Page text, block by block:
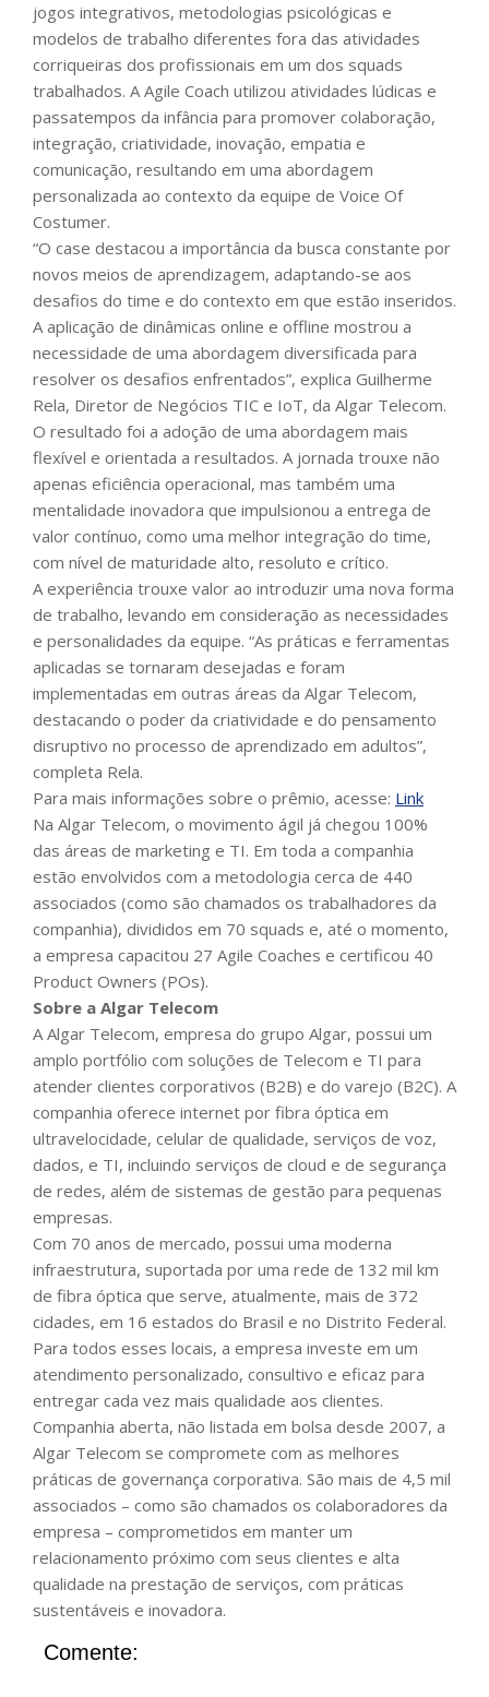
jogos integrativos, metodologias psicológicas e
modelos de trabalho diferentes fora das atividades
corriqueiras dos profissionais em um dos squads
trabalhados. A Agile Coach utilizou atividades lúdicas e
passatempos da infância para promover colaboração,
integração, criatividade, inovação, empatia e
comunicação, resultando em uma abordagem
personalizada ao contexto da equipe de Voice Of
Costumer.
“O case destacou a importância da busca constante por
novos meios de aprendizagem, adaptando-se aos
desafios do time e do contexto em que estão inseridos.
A aplicação de dinâmicas online e offline mostrou a
necessidade de uma abordagem diversificada para
resolver os desafios enfrentados”, explica Guilherme
Rela, Diretor de Negócios TIC e IoT, da Algar Telecom.
O resultado foi a adoção de uma abordagem mais
flexível e orientada a resultados. A jornada trouxe não
apenas eficiência operacional, mas também uma
mentalidade inovadora que impulsionou a entrega de
valor contínuo, como uma melhor integração do time,
com nível de maturidade alto, resoluto e crítico.
A experiência trouxe valor ao introduzir uma nova forma
de trabalho, levando em consideração as necessidades
e personalidades da equipe. “As práticas e ferramentas
aplicadas se tornaram desejadas e foram
implementadas em outras áreas da Algar Telecom,
destacando o poder da criatividade e do pensamento
disruptivo no processo de aprendizado em adultos”,
completa Rela.
Para mais informações sobre o prêmio, acesse: Link
Na Algar Telecom, o movimento ágil já chegou 100%
das áreas de marketing e TI. Em toda a companhia
estão envolvidos com a metodologia cerca de 440
associados (como são chamados os trabalhadores da
companhia), divididos em 70 squads e, até o momento,
a empresa capacitou 27 Agile Coaches e certificou 40
Product Owners (POs).
Sobre a Algar Telecom
A Algar Telecom, empresa do grupo Algar, possui um
amplo portfólio com soluções de Telecom e TI para
atender clientes corporativos (B2B) e do varejo (B2C). A
companhia oferece internet por fibra óptica em
ultravelocidade, celular de qualidade, serviços de voz,
dados, e TI, incluindo serviços de cloud e de segurança
de redes, além de sistemas de gestão para pequenas
empresas.
Com 70 anos de mercado, possui uma moderna
infraestrutura, suportada por uma rede de 132 mil km
de fibra óptica que serve, atualmente, mais de 372
cidades, em 16 estados do Brasil e no Distrito Federal.
Para todos esses locais, a empresa investe em um
atendimento personalizado, consultivo e eficaz para
entregar cada vez mais qualidade aos clientes.
Companhia aberta, não listada em bolsa desde 2007, a
Algar Telecom se compromete com as melhores
práticas de governança corporativa. São mais de 4,5 mil
associados – como são chamados os colaboradores da
empresa – comprometidos em manter um
relacionamento próximo com seus clientes e alta
qualidade na prestação de serviços, com práticas
sustentáveis e inovadora.
Comente: